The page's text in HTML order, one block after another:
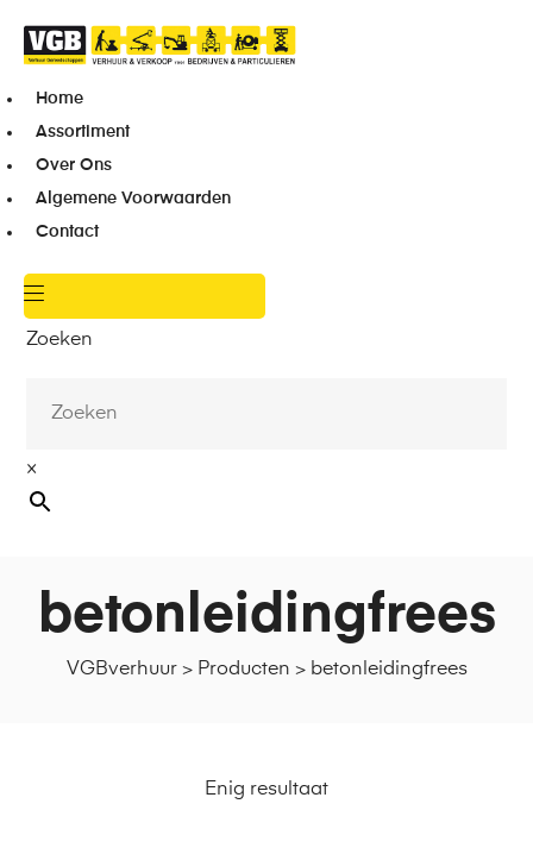
Home
Assortiment
Over Ons
Algemene Voorwaarden
Contact
Zoeken
×
VGBverhuur> Producten > betonleidingfrees
betonleidingfrees
Enig resultaat